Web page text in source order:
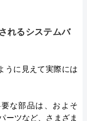
れるシステムバ
うに見えて実際には
な部品は、およそ
ーツなど、さまざま